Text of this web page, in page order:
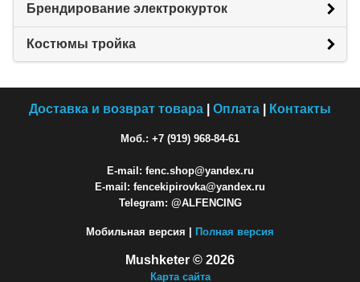
Брендирование электрокурток
Костюмы тройка
Доставка и возврат товара Оплата Контакты
Моб.: +7 (919) 968-84-61
E-mail: fenc.shop@yandex.ru
E-mail: fencekipirovka@yandex.ru
Telegram: @ALFENCING
Мобильная версия | Полная версия
Mushketer © 2026
Карта сайта